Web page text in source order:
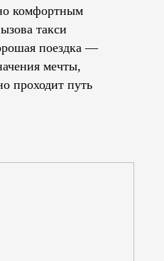
комфортным
такси
поездка —
мечты,
проходит путь